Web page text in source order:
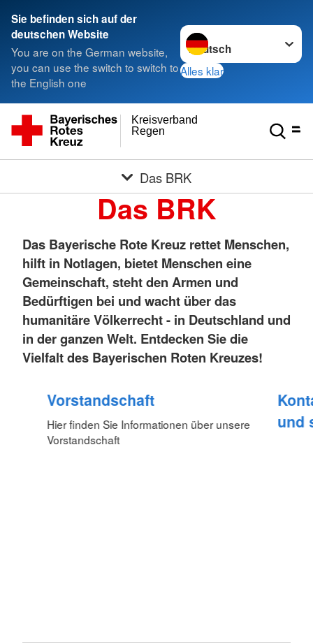
Sie befinden sich auf der
deutschen Website
You are on the German website,
you can use the switch to switch to
the English one
Sprache wechseln zu
Alles klar
Regen
Kreisverband
Das BRK
Das BRK
Das Bayerische Rote Kreuz rettet Menschen,
hilft in Notlagen, bietet Menschen eine
Gemeinschaft, steht den Armen und
Bedürftigen bei und wacht über das
humanitäre Völkerrecht - in Deutschland und
in der ganzen Welt. Entdecken Sie die
Vielfalt des Bayerischen Roten Kreuzes!
Vorstandschaft
Hier finden Sie Informationen über unsere
Vorstandschaft
und